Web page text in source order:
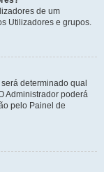
de um
Utilizadores e grupos.
determinado qual
Administrador poderá
pelo Painel de